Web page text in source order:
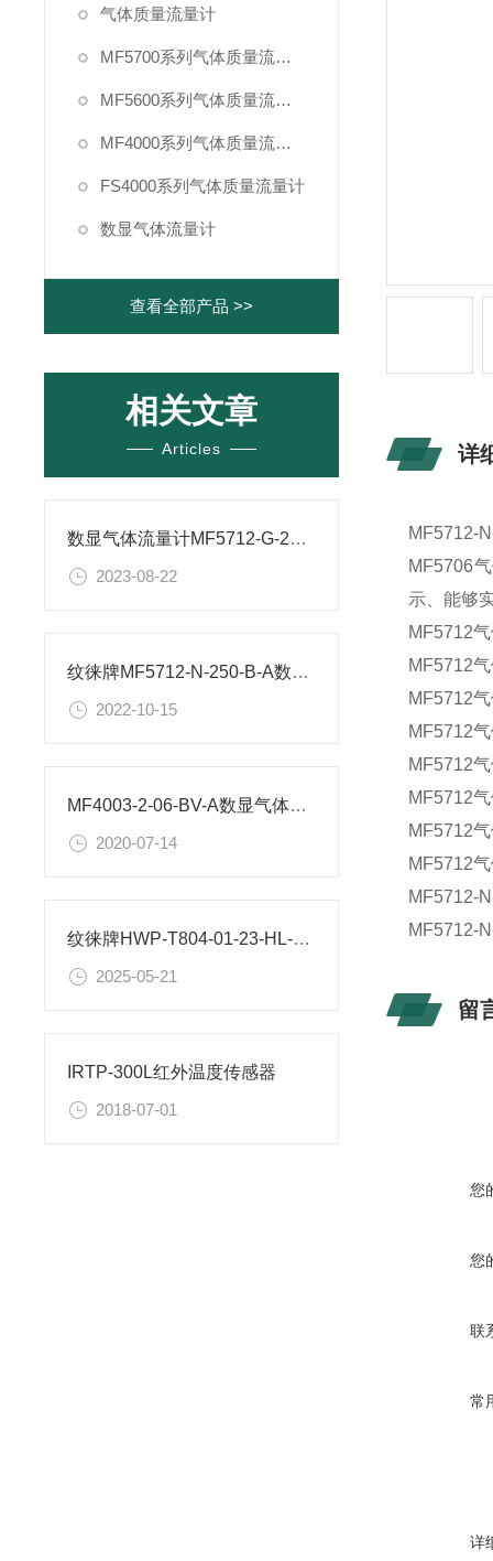
气体质量流量计
MF5700系列气体质量流量计
MF5600系列气体质量流量计
MF4000系列气体质量流量计
FS4000系列气体质量流量计
数显气体流量计
查看全部产品 >>
相关文章
Articles
数显气体流量计MF5712-G-250-B-A有什么参数
2023-08-22
纹徕牌MF5712-N-250-B-A数显气体流量计工作原理
2022-10-15
MF4003-2-06-BV-A数显气体流量计尺寸
2020-07-14
纹徕牌HWP-T804-01-23-HL-P智能光柱测控制仪参数
2025-05-21
IRTP-300L红外温度传感器
2018-07-01
详
MF5712-
MF5706
示、能够
MF5712
MF5712
MF5712
MF5712
MF5712
MF5712
MF5712
MF5712
MF5712-
MF5712-
留
您
您
联
常
详